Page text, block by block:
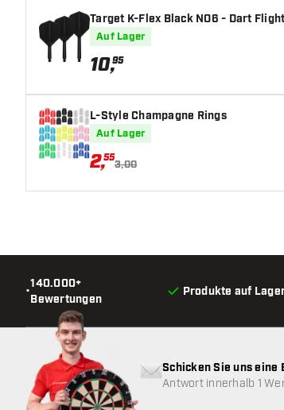
Target K-Flex Black NO6 - Dart
Auf Lager
10,95
L-Style Champagne Rings
Auf Lager
2,55
3,00
•
140.000+
Bewertungen
Produkte auf
Schicken Sie uns eine
Antwort innerhalb 1